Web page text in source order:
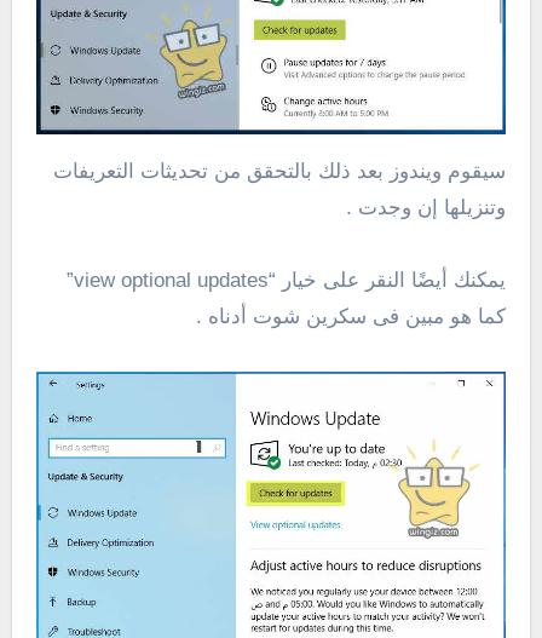
سيقوم ويندوز بعد ذلك بالتحقق من تحديثات التعريفات
وتنزيلها إن وجدت .
يمكنك أيضًا النقر على خيار “view optional updates”
كما هو مبين فى سكرين شوت أدناه .